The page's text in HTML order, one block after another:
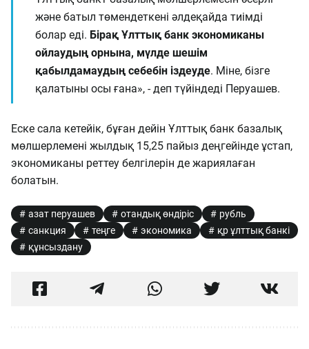
және батыл төмендеткені әлдеқайда тиімді
болар еді. Бірақ Ұлттық банк экономиканы
ойлаудың орнына, мүлде шешім
қабылдамаудың себебін іздеуде. Міне, бізге
қалатыны осы ғана», - деп түйіндеді Перуашев.
Еске сала кетейік, бұған дейін Ұлттық банк базалық
мөлшерлемені жылдық 15,25 пайыз деңгейінде ұстап,
экономиканы реттеу белгілерін де жариялаған
болатын.
азат перуашев отандық өндіріс
рубль
санкция
теңге экономика
қр ұлттық банкі
құнсыздану